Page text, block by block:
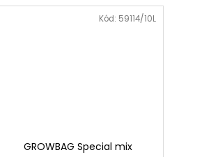
GROWBAG Special mix
Kód: 59114/10L